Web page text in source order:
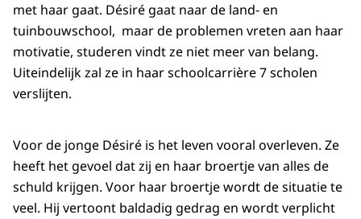
met haar gaat. Désiré gaat naar de land- en
tuinbouwschool, maar de problemen vreten aan haar
motivatie, studeren vindt ze niet meer van belang.
Uiteindelijk zal ze in haar schoolcarrière 7 scholen
verslijten.
Voor de jonge Désiré is het leven vooral overleven. Ze
heeft het gevoel dat zij en haar broertje van alles de
schuld krijgen. Voor haar broertje wordt de situatie te
veel. Hij vertoont baldadig gedrag en wordt verplicht